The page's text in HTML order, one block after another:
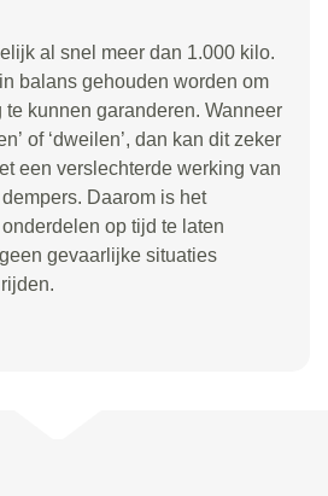
al snel meer dan 1.000 kilo.
balans gehouden worden om
kunnen garanderen. Wanneer
’ of ‘dweilen’, dan kan dit zeker
een verslechterde werking van
Daarom is het
op tijd te laten
gevaarlijke situaties